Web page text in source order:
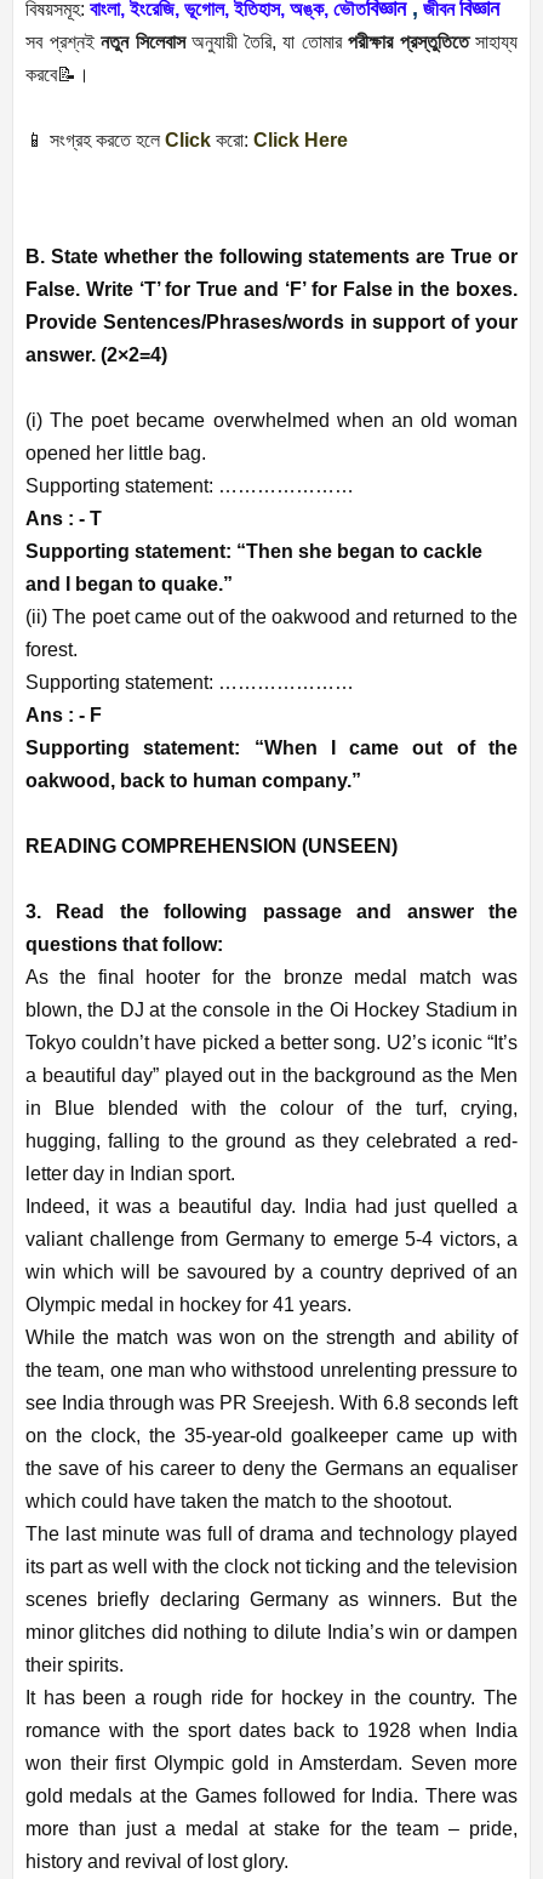
বিষয়সমূহ: বাংলা, ইংরেজি, ভূগোল, ইতিহাস, অঙ্ক, ভৌতবিজ্ঞান, জীবনবিজ্ঞান
সব প্রশ্নই নতুন সিলেবাসঅনুযায়ী তৈরি, যা তোমার পরীক্ষার প্রস্তুতিতেসাহায্য
করবে📝।
📱 সংগ্রহ করতে হলে Click করো: Click Here
B. State whether the following statements are True or
False. Write ‘T’ for True and ‘F’ for False in the boxes.
Provide Sentences/Phrases/words in support of your
answer. (2×2=4)
(i) The poet became overwhelmed when an old woman
opened her little bag.
Supporting statement: …………………
Ans : - T
Supporting statement: “Then she began to cackle
and I began to quake.”
(ii) The poet came out of the oakwood and returned to the
forest.
Supporting statement: …………………
Ans : - F
Supporting statement: “When I came out of the
oakwood, back to human company.”
READING COMPREHENSION (UNSEEN)
3. Read the following passage and answer the
questions that follow:
As the final hooter for the bronze medal match was
blown, the DJ at the console in the Oi Hockey Stadium in
Tokyo couldn’t have picked a better song. U2’s iconic “It’s
a beautiful day” played out in the background as the Men
in Blue blended with the colour of the turf, crying,
hugging, falling to the ground as they celebrated a red-
letter day in Indian sport.
Indeed, it was a beautiful day. India had just quelled a
valiant challenge from Germany to emerge 5-4 victors, a
win which will be savoured by a country deprived of an
Olympic medal in hockey for 41 years.
While the match was won on the strength and ability of
the team, one man who withstood unrelenting pressure to
see India through was PR Sreejesh. With 6.8 seconds left
on the clock, the 35-year-old goalkeeper came up with
the save of his career to deny the Germans an equaliser
which could have taken the match to the shootout.
The last minute was full of drama and technology played
its part as well with the clock not ticking and the television
scenes briefly declaring Germany as winners. But the
minor glitches did nothing to dilute India’s win or dampen
their spirits.
It has been a rough ride for hockey in the country. The
romance with the sport dates back to 1928 when India
won their first Olympic gold in Amsterdam. Seven more
gold medals at the Games followed for India. There was
more than just a medal at stake for the team – pride,
history and revival of lost glory.